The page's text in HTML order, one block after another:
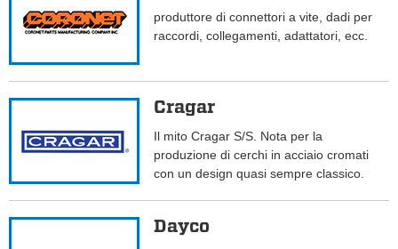
produttore di connettori a vite, dadi per
raccordi, collegamenti, adattatori, ecc.
Cragar
Il mito Cragar S/S. Nota per la
produzione di cerchi in acciaio cromati
con un design quasi sempre classico.
Dayco